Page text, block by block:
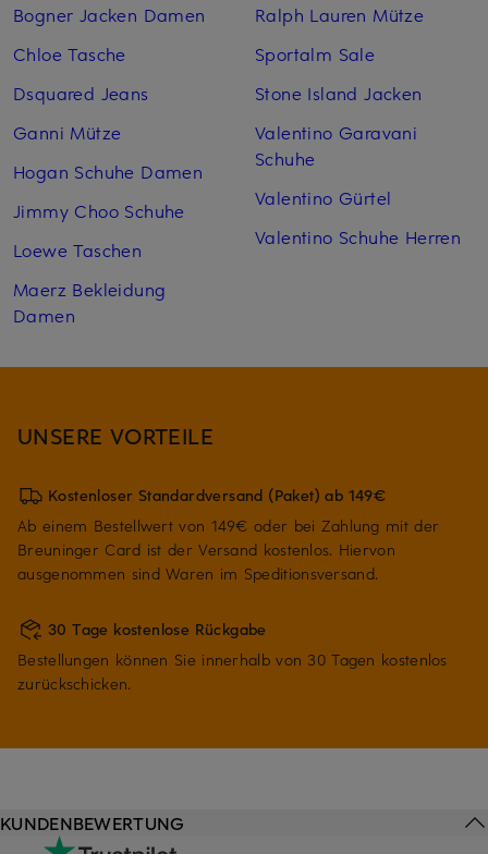
Bogner Jacken Damen
Chloe Tasche
Dsquared Jeans
Ganni Mütze
Hogan Schuhe Damen
Jimmy Choo Schuhe
Loewe Taschen
Maerz Bekleidung
Damen
Ralph Lauren Mütze
Sportalm Sale
Stone Island Jacken
Valentino Garavani
Schuhe
Valentino Gürtel
Valentino Schuhe Herren
UNSERE VORTEILE
Kostenloser Standardversand (Paket) ab 149€
Ab einem Bestellwert von 149€ oder bei Zahlung mit der
Breuninger Card ist der Versand kostenlos. Hiervon
ausgenommen sind Waren im Speditionsversand.
30 Tage kostenlose Rückgabe
Bestellungen können Sie innerhalb von 30 Tagen kostenlos
zurückschicken.
KUNDENBEWERTUNG